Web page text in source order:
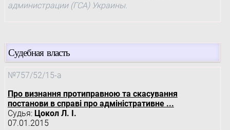
администрации (ГСА) Украины.
Судебная власть
№757/52/15-а
Про визнання протиправною та скасування
постанови в справі про адміністративне ...
Судья: Цокол Л. І.
07.01.2015